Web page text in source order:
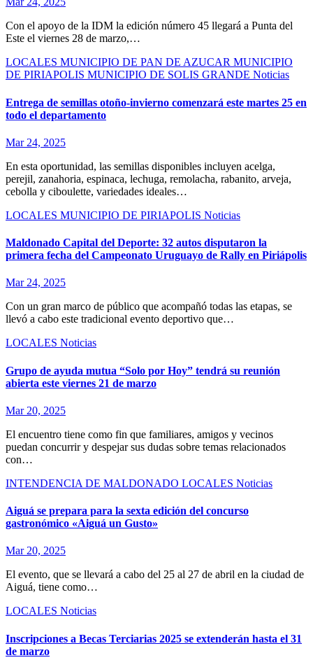
Con el apoyo de la IDM la edición número 45 llegará a Punta del
Este el viernes 28 de marzo,…
LOCALES MUNICIPIO DE PAN DE AZUCAR MUNICIPIO
DE PIRIAPOLIS MUNICIPIO DE SOLIS GRANDE Noticias
Entrega de semillas otoño-invierno comenzará este martes 25 en
todo el departamento
Mar 24, 2025
En esta oportunidad, las semillas disponibles incluyen acelga,
perejil, zanahoria, espinaca, lechuga, remolacha, rabanito, arveja,
cebolla y ciboulette, variedades ideales…
LOCALES MUNICIPIO DE PIRIAPOLIS Noticias
Maldonado Capital del Deporte: 32 autos disputaron la
primera fecha del Campeonato Uruguayo de Rally en Piriápolis
Mar 24, 2025
Con un gran marco de público que acompañó todas las etapas, se
llevó a cabo este tradicional evento deportivo que…
LOCALES Noticias
Grupo de ayuda mutua “Solo por Hoy” tendrá su reunión
abierta este viernes 21 de marzo
Mar 20, 2025
El encuentro tiene como fin que familiares, amigos y vecinos
puedan concurrir y despejar sus dudas sobre temas relacionados
con…
INTENDENCIA DE MALDONADO LOCALES Noticias
Aiguá se prepara para la sexta edición del concurso
gastronómico «Aiguá un Gusto»
Mar 20, 2025
El evento, que se llevará a cabo del 25 al 27 de abril en la ciudad de
Aiguá, tiene como…
LOCALES Noticias
Inscripciones a Becas Terciarias 2025 se extenderán hasta el 31
de marzo